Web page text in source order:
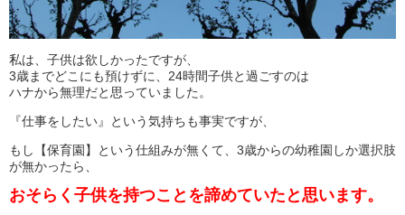
私は、子供は欲しかったですが、
3歳までどこにも預けずに、24時間子供と過ごすのは
ハナから無理だと思っていました。
『仕事をしたい』という気持ちも事実ですが、
もし【保育園】という仕組みが無くて、3歳からの幼稚園しか選択肢
が無かったら、
おそらく子供を持つことを諦めていたと思います。